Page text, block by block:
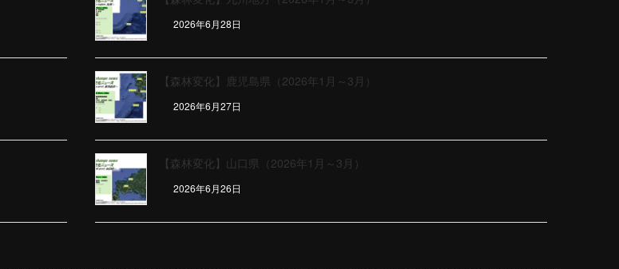
2026年6月28日
【森林変化】鹿児島県（2026年1月～3月）
2026年6月27日
【森林変化】山口県（2026年1月～3月）
2026年6月26日